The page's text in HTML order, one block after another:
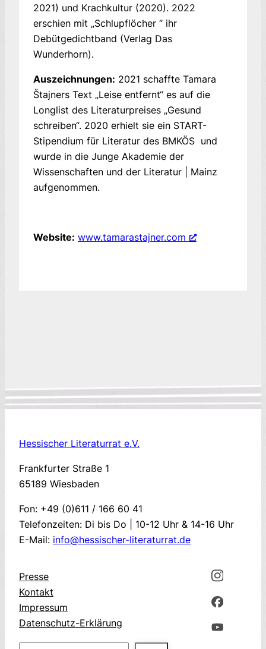
2021) und Krachkultur (2020). 2022
erschien mit „Schlupflöcher “ ihr
Debütgedichtband (Verlag Das
Wunderhorn).
Auszeichnungen: 2021 schaffte Tamara
Štajners Text „Leise entfernt“ es auf die
Longlist des Literaturpreises „Gesund
schreiben“. 2020 erhielt sie ein START-
Stipendium für Literatur des BMKÖS und
wurde in die Junge Akademie der
Wissenschaften und der Literatur | Mainz
aufgenommen.
Website: www.tamarastajner.com
Hessischer Literaturrat e.V.
Frankfurter Straße 1
65189 Wiesbaden
Fon: +49 (0)611 / 166 60 41
Telefonzeiten: Di bis Do | 10-12 Uhr & 14-16 Uhr
E-Mail: info@hessischer-literaturrat.de
Presse
Kontakt
Impressum
Datenschutz-Erklärung